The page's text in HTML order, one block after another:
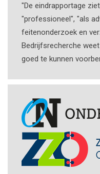
"De eindrapportage
"professioneel", "als
feitenonderzoek en
Bedrijfsrecherche
goed te kunnen